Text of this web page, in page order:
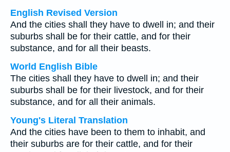
English Revised Version
And the cities shall they have to dwell in; and their
suburbs shall be for their cattle, and for their
substance, and for all their beasts.
World English Bible
The cities shall they have to dwell in; and their
suburbs shall be for their livestock, and for their
substance, and for all their animals.
Young's Literal Translation
And the cities have been to them to inhabit, and
their suburbs are for their cattle, and for their